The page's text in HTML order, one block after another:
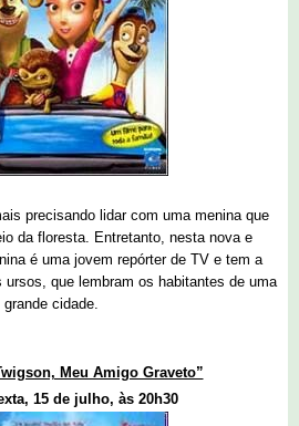
precisando lidar com uma menina que
da floresta. Entretanto, nesta nova e
é uma jovem repórter de TV e tem a
que lembram os habitantes de uma
grande cidade.
Meu Amigo Graveto”
15 de julho, às 20h30